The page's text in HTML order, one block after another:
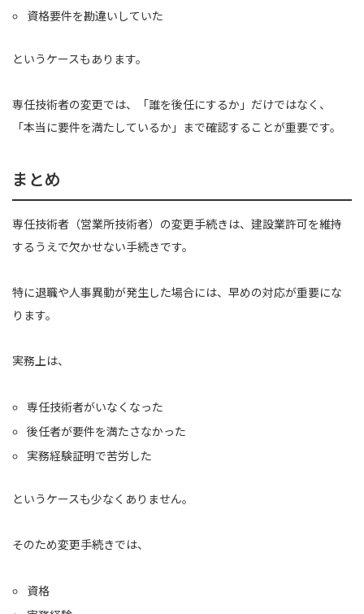
資格要件を勘違いしていた
というケースもあります。
専任技術者の変更では、「誰を後任にするか」だけではなく、
「本当に要件を満たしているか」まで確認することが重要です。
まとめ
専任技術者（営業所技術者）の変更手続きは、建設業許可を維持
するうえで欠かせない手続きです。
特に退職や人事異動が発生した場合には、早めの対応が重要にな
ります。
実務上は、
専任技術者がいなくなった
後任者が要件を満たさなかった
実務経験証明で苦労した
というケースも少なくありません。
そのため変更手続きでは、
資格